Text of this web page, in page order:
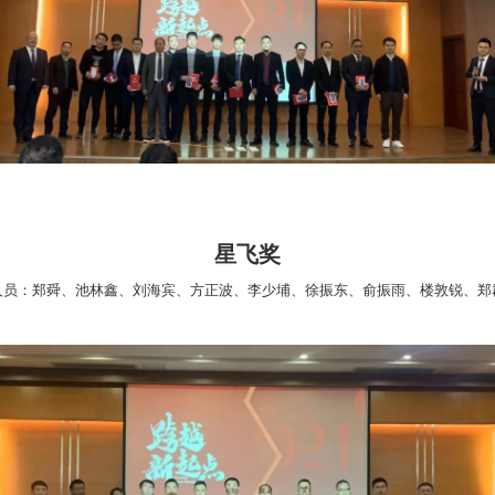
星飞奖
员：郑舜、池林鑫、刘海宾、方正波、李少埔、徐振东、俞振雨、楼敦锐、郑